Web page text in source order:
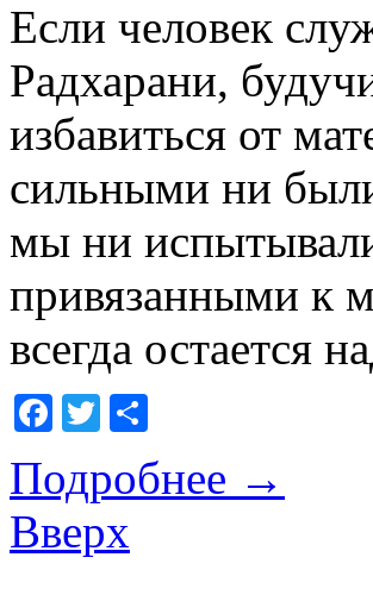
Если человек
Радхарани,
избавиться от
сильными ни
мы ни
привязанными к
всегда остается
Facebook
Twitter
Подробнее →
Вверх